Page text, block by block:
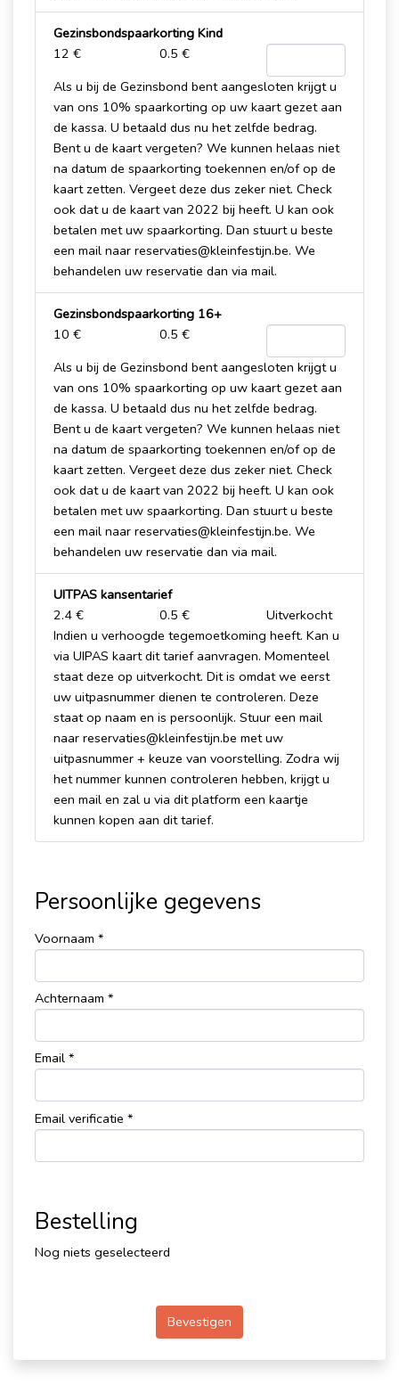
Gezinsbondspaarkorting Kind
12 €
0.5 €
Als u bij de Gezinsbond bent aangesloten krijgt u
van ons 10% spaarkorting op uw kaart gezet aan
de kassa. U betaald dus nu het zelfde bedrag.
Bent u de kaart vergeten? We kunnen helaas niet
na datum de spaarkorting toekennen en/of op de
kaart zetten. Vergeet deze dus zeker niet. Check
ook dat u de kaart van 2022 bij heeft. U kan ook
betalen met uw spaarkorting. Dan stuurt u beste
een mail naar reservaties@kleinfestijn.be. We
behandelen uw reservatie dan via mail.
Gezinsbondspaarkorting 16+
10 €
0.5 €
Als u bij de Gezinsbond bent aangesloten krijgt u
van ons 10% spaarkorting op uw kaart gezet aan
de kassa. U betaald dus nu het zelfde bedrag.
Bent u de kaart vergeten? We kunnen helaas niet
na datum de spaarkorting toekennen en/of op de
kaart zetten. Vergeet deze dus zeker niet. Check
ook dat u de kaart van 2022 bij heeft. U kan ook
betalen met uw spaarkorting. Dan stuurt u beste
een mail naar reservaties@kleinfestijn.be. We
behandelen uw reservatie dan via mail.
UITPAS kansentarief
2.4 €
0.5 €
Uitverkocht
Indien u verhoogde tegemoetkoming heeft. Kan u
via UIPAS kaart dit tarief aanvragen. Momenteel
staat deze op uitverkocht. Dit is omdat we eerst
uw uitpasnummer dienen te controleren. Deze
staat op naam en is persoonlijk. Stuur een mail
naar reservaties@kleinfestijn.be met uw
uitpasnummer + keuze van voorstelling. Zodra wij
het nummer kunnen controleren hebben, krijgt u
een mail en zal u via dit platform een kaartje
kunnen kopen aan dit tarief.
Persoonlijke gegevens
Voornaam *
Achternaam *
Email *
Email verificatie *
Bestelling
Nog niets geselecteerd